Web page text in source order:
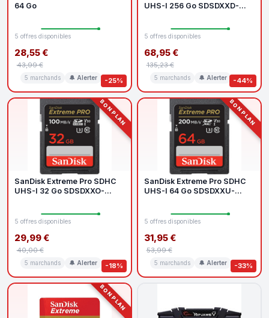
-25%
64 Go
5 offres disponibles
28,55 €
43,99 €
5 marchands 🔔 Alerter -44%
UHS-I 256 Go SDSDXXD-
5 offres disponibles
68,95 €
135,23 €
5 marchands 🔔 Alerter
BON PLAN
-18%
SanDisk Extreme Pro SDHC
UHS-I 32 Go SDSDXXO-
5 offres disponibles
29,99 €
40,00 €
5 marchands 🔔 Alerter
BON PLAN
-33%
SanDisk Extreme Pro SDHC
UHS-I 64 Go SDSDXXU-
5 offres disponibles
31,95 €
53,99 €
5 marchands 🔔 Alerter
BON PLAN